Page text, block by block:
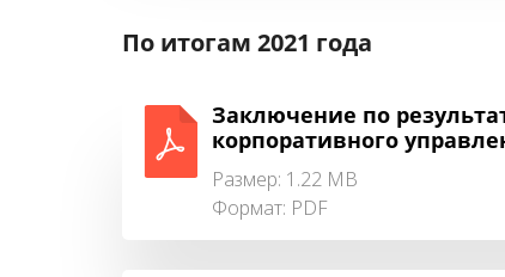
По итогам 2021 года
Заключение по
корпоративного
Размер: 1.22 MB
Формат: PDF